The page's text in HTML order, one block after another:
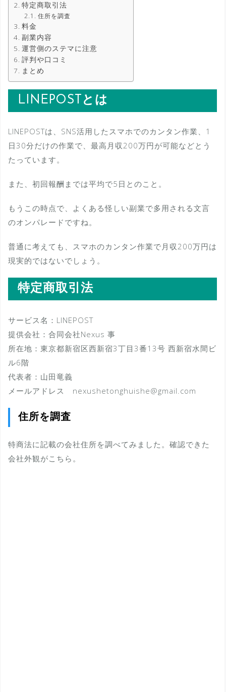
特定商取引法
住所を調査
料金
副業内容
運営側のステマに注意
評判や口コミ
まとめ
LINEPOSTとは
LINEPOSTは、SNS活用したスマホでのカンタン作業、1
日30分だけの作業で、最高月収200万円が可能などとう
たっています。
また、初回報酬までは平均で5日とのこと。
もうこの時点で、よくある怪しい副業で多用される文言
のオンパレードですね。
普通に考えても、スマホのカンタン作業で月収200万円は
現実的ではないでしょう。
特定商取引法
サービス名：LINEPOST
提供会社：合同会社Nexus 事
所在地：東京都新宿区西新宿3丁目3番13号 西新宿水間ビ
ル6階
代表者：山田竜義
メールアドレス nexushetonghuishe@gmail.com
住所を調査
特商法に記載の会社住所を調べてみました。確認できた
会社外観がこちら。